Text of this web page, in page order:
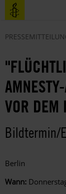
Direkt
zum
Benutzermenü
VOR DEM
Bildtermin/
Berlin
Wann: